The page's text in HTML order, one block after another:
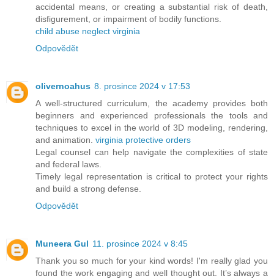
accidental means, or creating a substantial risk of death,
disfigurement, or impairment of bodily functions.
child abuse neglect virginia
Odpovědět
olivernoahus 8. prosince 2024 v 17:53
A well-structured curriculum, the academy provides both
beginners and experienced professionals the tools and
techniques to excel in the world of 3D modeling, rendering,
and animation. virginia protective orders
Legal counsel can help navigate the complexities of state
and federal laws.
Timely legal representation is critical to protect your rights
and build a strong defense.
Odpovědět
Muneera Gul 11. prosince 2024 v 8:45
Thank you so much for your kind words! I'm really glad you
found the work engaging and well thought out. It’s always a